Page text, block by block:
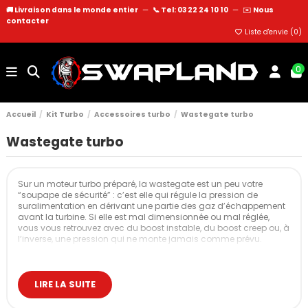
🚚 Livraison dans le monde entier — 📞 Tel: 03 22 24 10 10 — ✉️ Nous
contacter
Liste d'envie (0)
0
Accueil Kit Turbo Accessoires turbo Wastegate turbo
Wastegate turbo
Sur un moteur turbo préparé, la wastegate est un peu votre
“soupape de sécurité” : c’est elle qui régule la pression de
suralimentation en dérivant une partie des gaz d’échappement
avant la turbine. Si elle est mal dimensionnée ou mal réglée,
vous vous retrouvez avec du boost instable, du boost creep ou, à
l’inverse, une pression qui ne monte jamais comme prévu.
cœur du sujet, un contrôle de pression propre et reproductible,
même à forte charge et haute température.
LIRE LA SUITE